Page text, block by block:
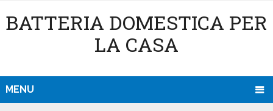
BATTERIA DOMESTICA PER
LA CASA
MENU